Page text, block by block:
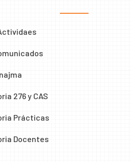
276 y CAS
Prácticas
Docentes